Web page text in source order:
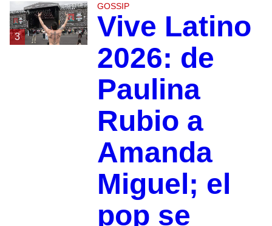
3
GOSSIP
Vive Latino
2026: de
Paulina
Rubio a
Amanda
Miguel; el
pop se